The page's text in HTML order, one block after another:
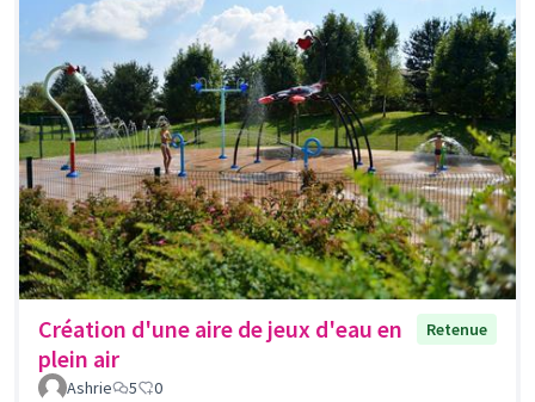
Création d'une aire de jeux d'eau en
plein air
Retenue
Ashrie 5 0